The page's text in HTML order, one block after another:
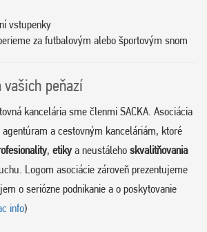
vstupenky
za futbalovým alebo športovým snom
peňazí
kancelária sme členmi SACKA. Asociácia
agentúram a cestovným kanceláriám, ktoré
, etikya neustáleho skvalitňovania
Logom asociácie zároveň prezentujeme
o seriózne podnikanie a o poskytovanie
info)